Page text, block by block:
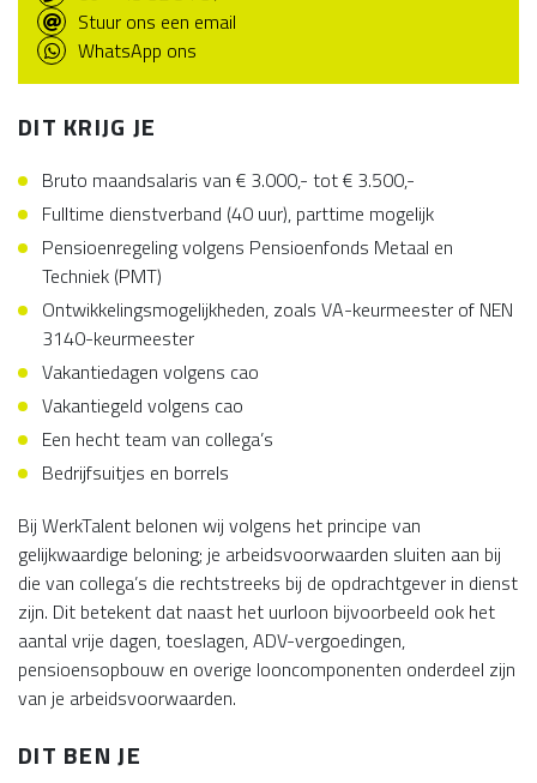
Stuur ons een email
WhatsApp ons
DIT KRIJG JE
Bruto maandsalaris van € 3.000,- tot € 3.500,-
Fulltime dienstverband (40 uur), parttime mogelijk
Pensioenregeling volgens Pensioenfonds Metaal en
Techniek (PMT)
Ontwikkelingsmogelijkheden, zoals VA-keurmeester of NEN
3140-keurmeester
Vakantiedagen volgens cao
Vakantiegeld volgens cao
Een hecht team van collega’s
Bedrijfsuitjes en borrels
Bij WerkTalent belonen wij volgens het principe van
gelijkwaardige beloning; je arbeidsvoorwaarden sluiten aan bij
die van collega’s die rechtstreeks bij de opdrachtgever in dienst
zijn. Dit betekent dat naast het uurloon bijvoorbeeld ook het
aantal vrije dagen, toeslagen, ADV-vergoedingen,
pensioensopbouw en overige looncomponenten onderdeel zijn
van je arbeidsvoorwaarden.
DIT BEN JE